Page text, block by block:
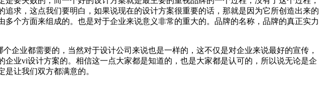
求，这点我们要明白，如果说现在的设计方案很重要的话，那就是因为它所创造出来的
个方面来组成的。也是对于企业来说意义非常的重大的。品牌的名称，品牌的真正实力
业都需要的，当然对于设计公司来说也是一样的，这不仅是对企业来说最好的宣传，
业vi设计方案的。相信这一点大家都是知道的，也是大家都是认可的，所以说无论是企
让我们双方都满意的。